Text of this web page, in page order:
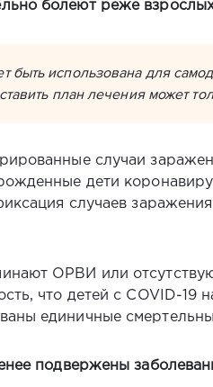
болеют реже
быть использована для
план лечения может
случаи
дети
случаев
ОРВИ или
что детей с COVID-
единичные
подвержены